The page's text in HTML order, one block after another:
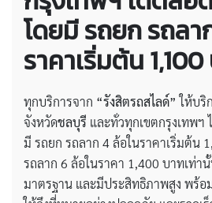
โดยมี รถยก รถลา
ราคาเริ่มต้น
ทุกบริการจาก “รังสิตรถสไลด์” ให้บริ
จังหวัดชลบุรี และทั่วทุกเขตกรุงเทพฯ
มี รถยก รถลาก 4 ล้อในราคาเริ่มต้น
รถลาก 6 ล้อในราคา 1,400 บาทเท่า
มาตรฐาน และมีประสิทธิภาพสูง พร้